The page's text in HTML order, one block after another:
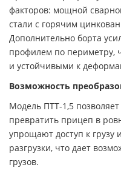
факторов: мощной
стали с горячим
Дополнительно борта
профилем по периметру,
и устойчивыми к
Возможность
Модель ПТТ-1,5
превратить прицеп в
упрощают доступ к грузу
разгрузки, что дает
грузов.